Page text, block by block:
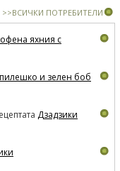
>>ВСИЧКИ ПОТРЕБИТЕЛИ
яхния с
и зелен боб
Дзадзики